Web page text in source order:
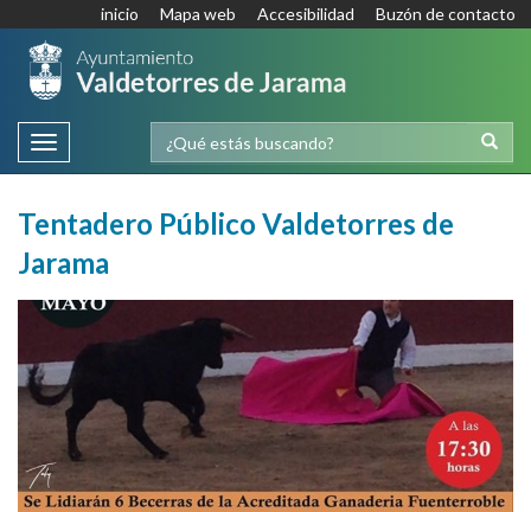
inicio Mapa web Accesibilidad Buzón de contacto
Toggle
navigation
Tentadero Público Valdetorres de
Jarama